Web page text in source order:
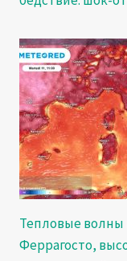
Тепловые
Феррагосто,